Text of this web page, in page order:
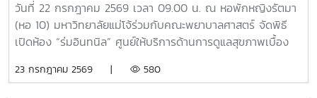
รักษาการหัวหน้างานหอพักนักศึกษา ได้บรรยายภาพรวมการ
ดำเนินงานของหอพักนักศึกษา พร้อมแนะนำระบบการดูแลและ
การใช้ชีวิตในรั้วมหาวิทยาลัย และ นายวิทชัย สุขเพราะนา หัวหน้า
การอนุรักษ์ศิลปวัฒนธรรม และกิจกรรมส่งเสริมคุณลักษณะอัน
วันที่ 22 กรกฎาคม 2569 เวลา 09.00 น. ณ หอพักหญิงรัตมา
(หอ 10) มหาวิทยาลัยแม่โจ้ร่วมกับคณะพยาบาลศาสตร์ จัดพิธี
เปิดห้อง “ร่มอินทนิล” ศูนย์ให้บริการด้านการดูแลสุขภาพเบื้อง
ดร.เทพ พงษ์พานิช นายกสภามหาวิทยาลัยแม่โจ้ เป็นประธานใน
23 กรกฎาคม 2569 | 580